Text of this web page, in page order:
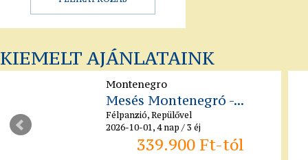
KIEMELT AJÁNLATAINK
Montenegro
Mesés Montenegró -...
Félpanzió, Repülővel
2026-10-01, 4 nap / 3 éj
339.900 Ft-tól